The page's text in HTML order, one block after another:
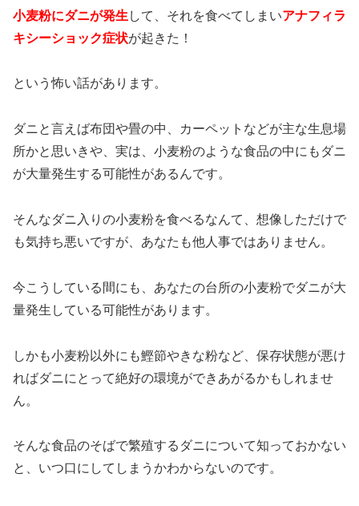
小麦粉にダニが発生 して、それを食べてしまいアナフィラ
キシーショック症状が起きた！
という怖い話があります。
ダニと言えば布団や畳の中、カーペットなどが主な生息場
所かと思いきや、実は、 小麦粉のような食品の中にもダニ
が大量発生する可能性がある んです。
そんなダニ入りの小麦粉を食べるなんて、想像しただけで
も気持ち悪いですが、あなたも他人事ではありません。
今こうしている間にも、あなたの台所の小麦粉でダニが大
量発生している可能性があります。
しかも小麦粉以外にも鰹節やきな粉など、保存状態が悪け
ればダニにとって絶好の環境ができあがるかもしれませ
ん。
そんな食品のそばで繁殖するダニについて知っておかない
と、いつ口にしてしまうかわからないのです。